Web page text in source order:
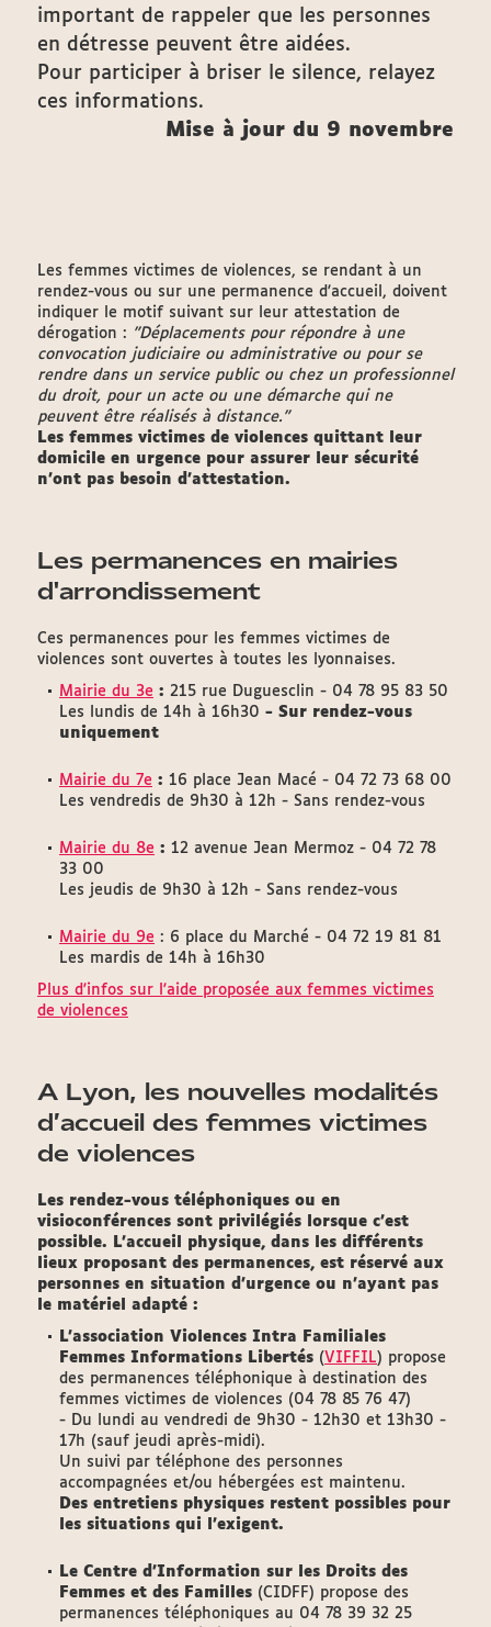
important de rappeler que les personnes
en détresse peuvent être aidées.
Pour participer à briser le silence, relayez
ces informations.
Mise à jour du 9 novembre
Les femmes victimes de violences, se rendant à un
rendez-vous ou sur une permanence d'accueil, doivent
indiquer le motif suivant sur leur attestation de
dérogation : "Déplacements pour répondre à une
convocation judiciaire ou administrative ou pour se
rendre dans un service public ou chez un professionnel
du droit, pour un acte ou une démarche qui ne
peuvent être réalisés à distance."
Les femmes victimes de violences quittant leur
domicile en urgence pour assurer leur sécurité
n'ont pas besoin d'attestation.
Les permanences en mairies
d'arrondissement
Ces permanences pour les femmes victimes de
violences sont ouvertes à toutes les lyonnaises.
Mairie du 3e : 215 rue Duguesclin - 04 78 95 83 50
Les lundis de 14h à 16h30 - Sur rendez-vous
uniquement
Mairie du 7e : 16 place Jean Macé - 04 72 73 68 00
Les vendredis de 9h30 à 12h - Sans rendez-vous
Mairie du 8e : 12 avenue Jean Mermoz - 04 72 78
33 00
Les jeudis de 9h30 à 12h - Sans rendez-vous
Mairie du 9e : 6 place du Marché - 04 72 19 81 81
Les mardis de 14h à 16h30
Plus d'infos sur l'aide proposée aux femmes victimes
de violences
A Lyon, les nouvelles modalités
d’accueil des femmes victimes
de violences
Les rendez-vous téléphoniques ou en
visioconférences sont privilégiés lorsque c'est
possible. L'accueil physique, dans les différents
lieux proposant des permanences, est réservé aux
personnes en situation d'urgence ou n'ayant pas
le matériel adapté :
L'association Violences Intra Familiales
Femmes Informations Libertés (VIFFIL) propose
des permanences téléphonique à destination des
femmes victimes de violences (04 78 85 76 47)
- Du lundi au vendredi de 9h30 - 12h30 et 13h30 -
17h (sauf jeudi après-midi).
Un suivi par téléphone des personnes
accompagnées et/ou hébergées est maintenu.
Des entretiens physiques restent possibles pour
les situations qui l’exigent.
Le Centre d'Information sur les Droits des
Femmes et des Familles (CIDFF) propose des
permanences téléphoniques au 04 78 39 32 25